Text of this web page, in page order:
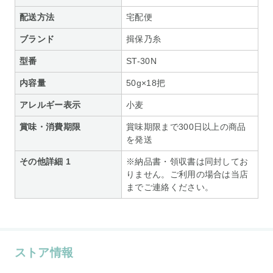
配送方法 宅配便
ブランド 揖保乃糸
型番 ST-30N
内容量 50g×18把
アレルギー表示 小麦
賞味・消費期限
賞味期限まで300日以上の商品
を発送
その他詳細 1
※納品書・領収書は同封してお
りません。ご利用の場合は当店
までご連絡ください。
ストア情報